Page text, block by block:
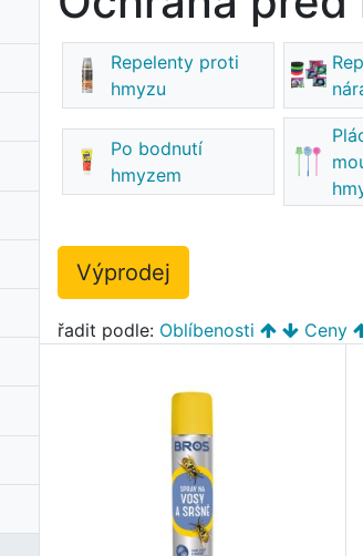
Repelenty proti
hmyzu
Po bodnutí
hmyzem
Výprodej
řadit podle: Oblíbenosti Ceny